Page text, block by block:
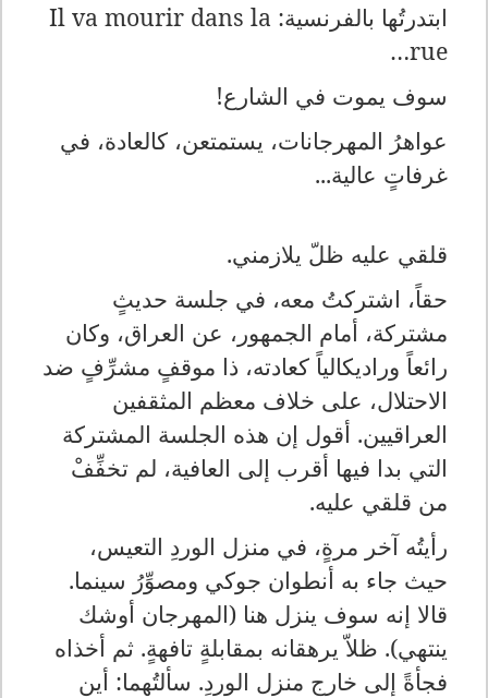
ابتدرتُها بالفرنسية: Il va mourir dans la
rue
…
سوف يموت في الشارع!
عواهرُ المهرجانات، يستمتعن، كالعادة، في
غرفاتٍ عالية...
قلقي عليه ظلّ يلازمني.
حقاً، اشتركتُ معه، في جلسة حديثٍ
مشتركة، أمام الجمهور، عن العراق، وكان
رائعاً وراديكالياً كعادته، ذا موقفٍ مشرِّفٍ ضد
الاحتلال، على خلاف معظم المثقفين
العراقيين. أقول إن هذه الجلسة المشتركة
التي بدا فيها أقرب إلى العافية، لم تخفِّفْ
من قلقي عليه.
رأيتُه آخر مرةٍ، في منزل الوردِ التعيس،
حيث جاء به أنطوان جوكي ومصوِّرُ سينما.
قالا إنه سوف ينزل هنا (المهرجان أوشك
ينتهي). ظلاّ يرهقانه بمقابلةٍ تافهةٍ. ثم أخذاه
فجأةً إلى خارج منزل الوردِ. سألتُهما: أين